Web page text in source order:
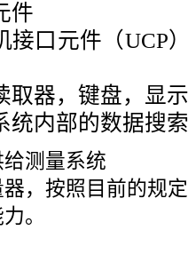
件
接口元件（UCP
取器，键盘，显
统内部的数据搜
测量系统
，按照目前的规
。